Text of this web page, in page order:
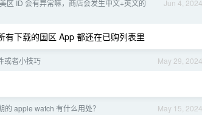
Jun 4, 2024
区 ID 会有异常嘛，商店会发生中文+英文的
下载的国区 App 都还在已购列表里
May 29, 2024
或者小技巧
May 15, 2024
apple watch 有什么用处？